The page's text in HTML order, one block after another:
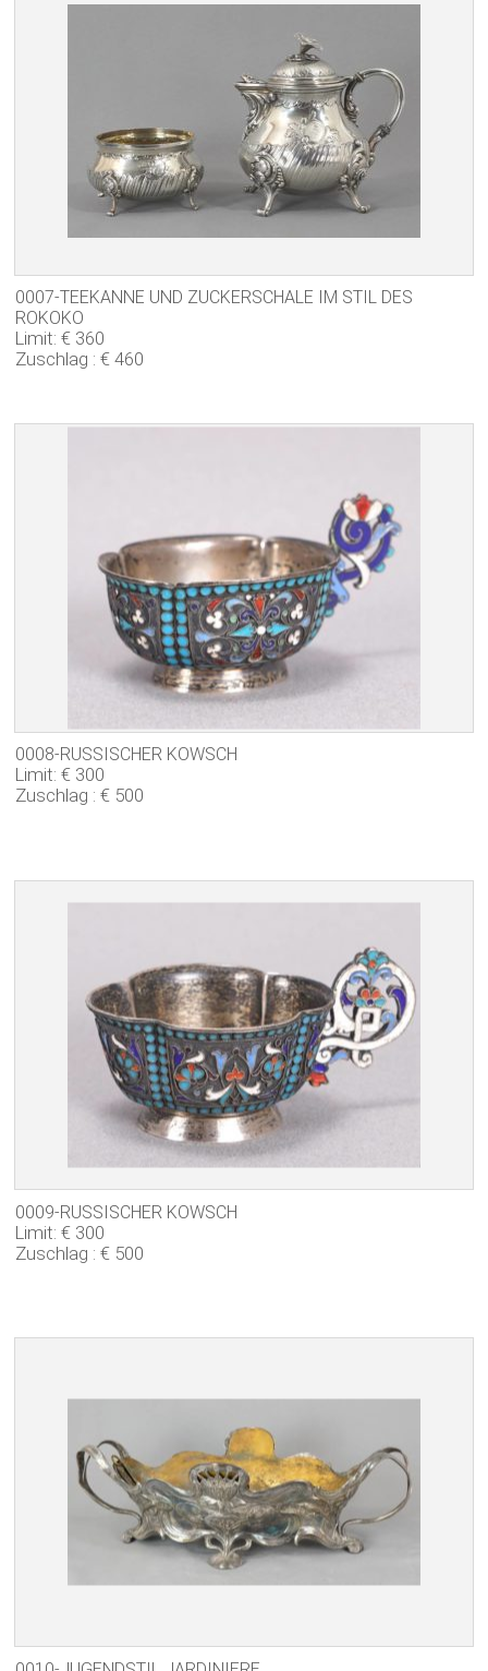
0007-TEEKANNE UND ZUCKERSCHALE IM STIL DES
ROKOKO
Limit: € 360
Zuschlag : € 460
0008-RUSSISCHER KOWSCH
Limit: € 300
Zuschlag : € 500
0009-RUSSISCHER KOWSCH
Limit: € 300
Zuschlag : € 500